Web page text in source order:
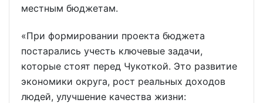
местным бюджетам.
«При формировании проекта бюджета
постарались учесть ключевые задачи,
которые стоят перед Чукоткой. Это развитие
экономики округа, рост реальных доходов
людей, улучшение качества жизни: